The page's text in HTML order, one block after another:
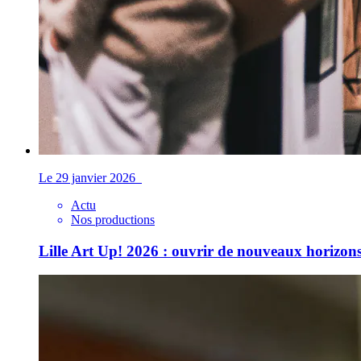
Le 29 janvier 2026
Actu
Nos productions
Lille Art Up! 2026 : ouvrir de nouveaux